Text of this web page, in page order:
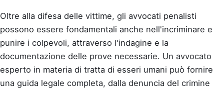
Oltre alla difesa delle vittime, gli avvocati penalisti
possono essere fondamentali anche nell'incriminare e
punire i colpevoli, attraverso l'indagine e la
documentazione delle prove necessarie. Un avvocato
esperto in materia di tratta di esseri umani può fornire
una guida legale completa, dalla denuncia del crimine